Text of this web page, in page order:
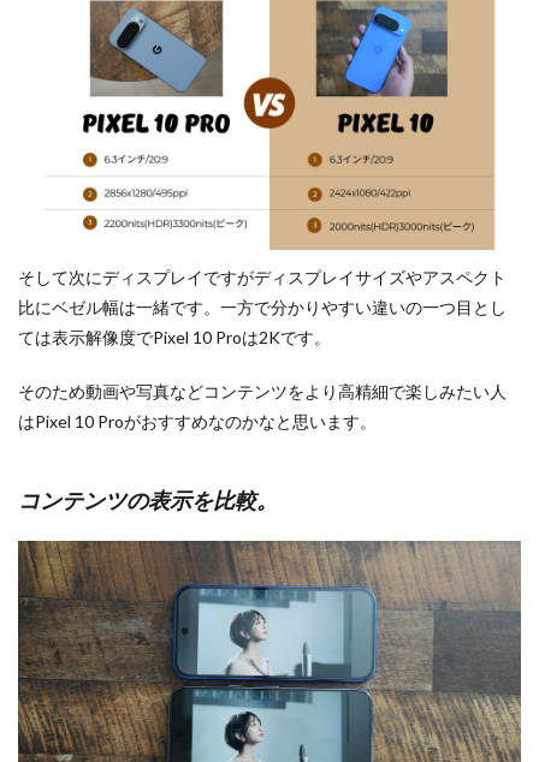
そして次にディスプレイですがディスプレイサイズやアスペクト
比にベゼル幅は一緒です。一方で分かりやすい違いの一つ目とし
ては表示解像度でPixel 10 Proは2Kです。
そのため動画や写真などコンテンツをより高精細で楽しみたい人
はPixel 10 Proがおすすめなのかなと思います。
コンテンツの表示を比較。